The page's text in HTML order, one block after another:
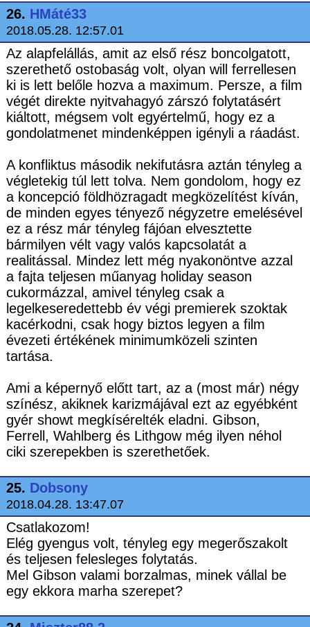
26. HMáté33
2018.05.28. 12:57.01
Az alapfelállás, amit az első rész boncolgatott,
szerethető ostobaság volt, olyan will ferrellesen
ki is lett belőle hozva a maximum. Persze, a film
végét direkte nyitvahagyó zárszó folytatásért
kiáltott, mégsem volt egyértelmű, hogy ez a
gondolatmenet mindenképpen igényli a ráadást.
A konfliktus második nekifutásra aztán tényleg a
végletekig túl lett tolva. Nem gondolom, hogy ez
a koncepció földhözragadt megközelítést kíván,
de minden egyes tényező négyzetre emelésével
ez a rész már tényleg fájóan elvesztette
bármilyen vélt vagy valós kapcsolatát a
realitással. Mindez lett még nyakonöntve azzal
a fajta teljesen műanyag holiday season
cukormázzal, amivel tényleg csak a
legelkeseredettebb év végi premierek szoktak
kacérkodni, csak hogy biztos legyen a film
évezeti értékének minimumközeli szinten
tartása.
Ami a képernyő előtt tart, az a (most már) négy
színész, akiknek karizmájával ezt az egyébként
gyér showt megkísérelték eladni. Gibson,
Ferrell, Wahlberg és Lithgow még ilyen néhol
ciki szerepekben is szerethetőek.
25. Dobsony
2018.04.28. 13:47.07
Csatlakozom!
Elég gyengus volt, tényleg egy megerőszakolt
és teljesen felesleges folytatás.
Mel Gibson valami borzalmas, minek vállal be
egy ekkora marha szerepet?